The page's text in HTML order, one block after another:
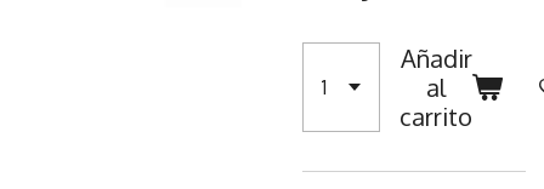
Añadir
al
carrito